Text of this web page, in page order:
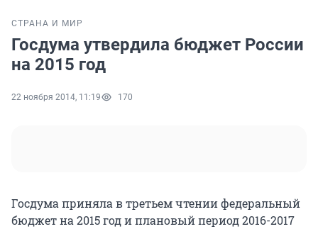
СТРАНА И МИР
Госдума утвердила бюджет России
на 2015 год
22 ноября 2014, 11:19 170
Госдума приняла в третьем чтении федеральный
бюджет на 2015 год и плановый период 2016-2017